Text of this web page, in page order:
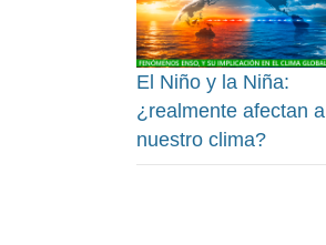
El Niño y la Niña:
¿realmente afectan a
nuestro clima?